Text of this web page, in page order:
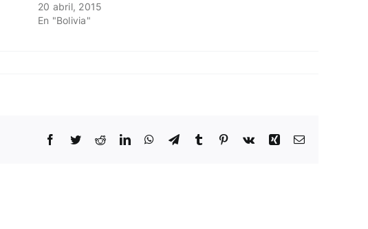
20 abril, 2015
En "Bolivia"
Facebook
TwitterRedditLinkedInWhatsApp
TelegramTumblr Pinterest
Vk Xing Email